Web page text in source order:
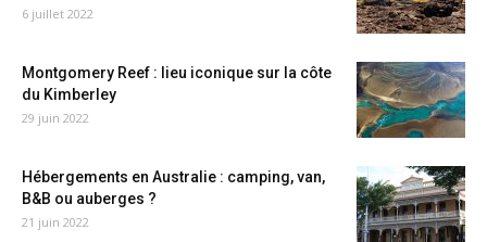
6 juillet 2022
Montgomery Reef : lieu iconique sur la côte
du Kimberley
29 juin 2022
Hébergements en Australie : camping, van,
B&B ou auberges ?
21 juin 2022